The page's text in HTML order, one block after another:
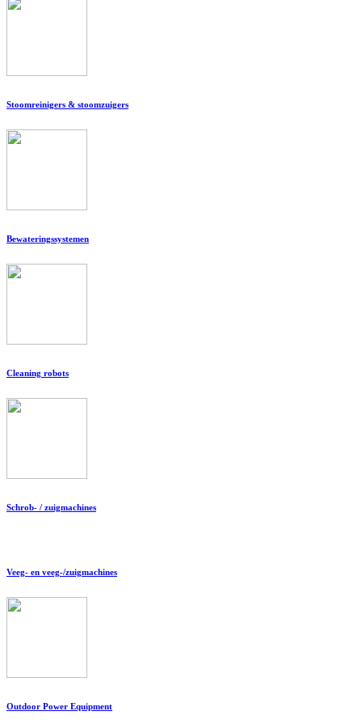
Stoomreinigers & stoomzuigers
Bewateringssystemen
Cleaning robots
Schrob- / zuigmachines
Veeg- en veeg-/zuigmachines
Outdoor Power Equipment